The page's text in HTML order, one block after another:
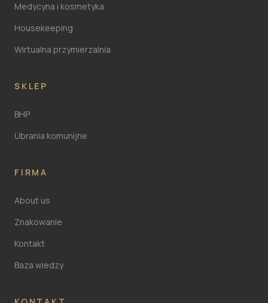
Medycyna i kosmetyka
Housekeeping
Wirtualna przymierzalnia
SKLEP
BHP
Ubrania komunijne
FIRMA
About us
Znakowanie
Kontakt
Baza wiedzy